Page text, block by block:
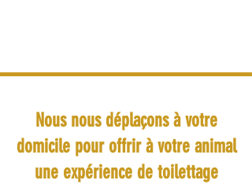
Nous nous déplaçons à votre
domicile pour offrir à votre animal
une expérience de toilettage